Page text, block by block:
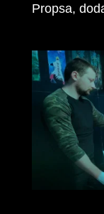
Propsa,